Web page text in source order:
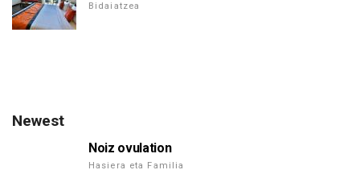
Bidaiatzea
Newest
Noiz ovulation
Hasiera eta Familia